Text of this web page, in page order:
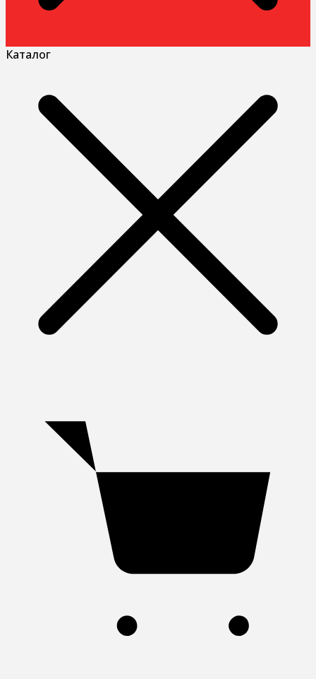
Каталог